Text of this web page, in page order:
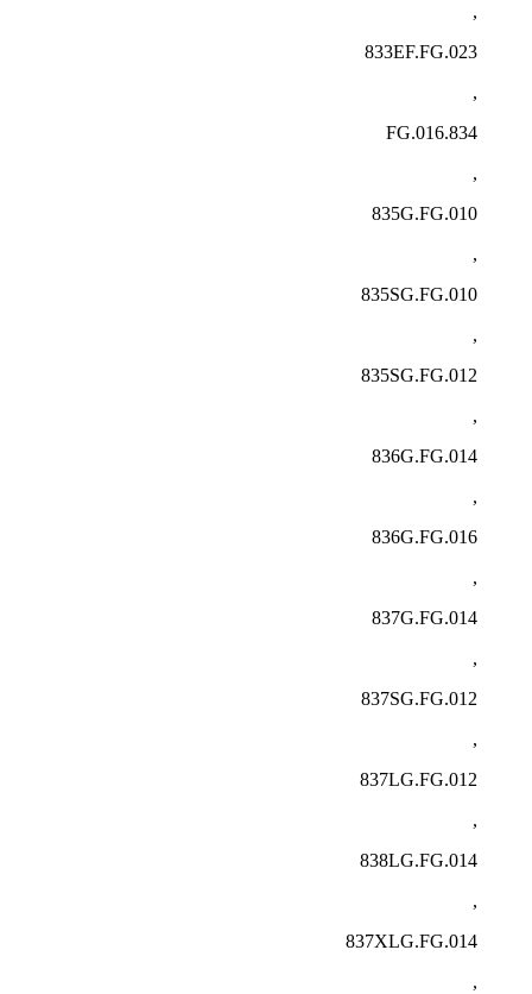
,
833EF.FG.023
,
834.FG.016
,
835G.FG.010
,
835SG.FG.010
,
835SG.FG.012
,
836G.FG.014
,
836G.FG.016
,
837G.FG.014
,
837SG.FG.012
,
837LG.FG.012
,
838LG.FG.014
,
837XLG.FG.014
,